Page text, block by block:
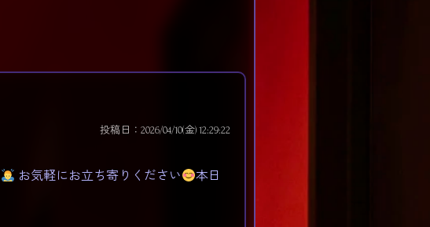
投稿日：2026/04/10(金) 12:29:22
お気軽にお立ち寄りください
本日